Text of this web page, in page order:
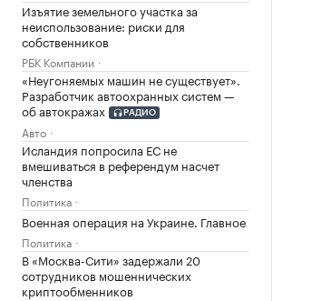
Изъятие земельного участка за
неиспользование: риски для
собственников
РБК Компании
«Неугоняемых машин не существует».
Разработчик автоохранных систем —
об автокражах
РАДИО
Авто
Исландия попросила ЕС не
вмешиваться в референдум насчет
членства
Политика
Военная операция на Украине. Главное
Политика
В «Москва-Сити» задержали 20
сотрудников мошеннических
криптообменников